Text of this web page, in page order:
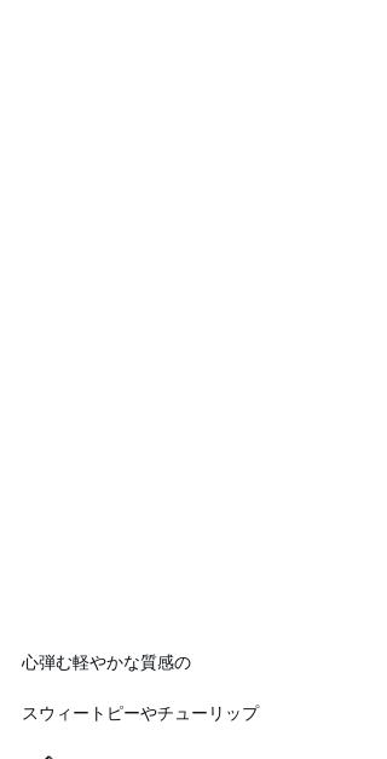
心弾む軽やかな質感の
スウィートピーやチューリップ